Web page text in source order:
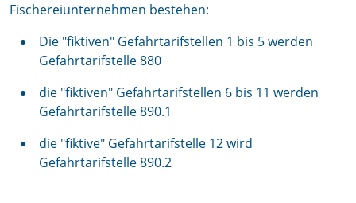
Fischereiunternehmen bestehen:
Die "fiktiven" Gefahrtarifstellen 1 bis 5 werden
Gefahrtarifstelle 880
die "fiktiven" Gefahrtarifstellen 6 bis 11 werden
Gefahrtarifstelle 890.1
die "fiktive" Gefahrtarifstelle 12 wird
Gefahrtarifstelle 890.2